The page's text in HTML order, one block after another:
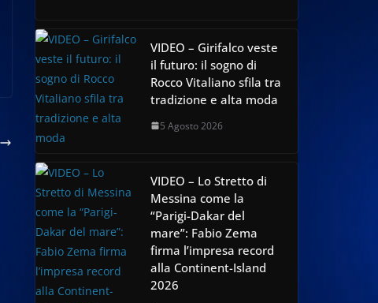
VIDEO – Girifalco veste
il futuro: il sogno di
Rocco Vitaliano sfila tra
tradizione e alta moda
5 Agosto 2026
VIDEO – Lo Stretto di
Messina come la
“Parigi-Dakar del
mare”: Fabio Zema
firma l’impresa record
alla Continent-Island
2026